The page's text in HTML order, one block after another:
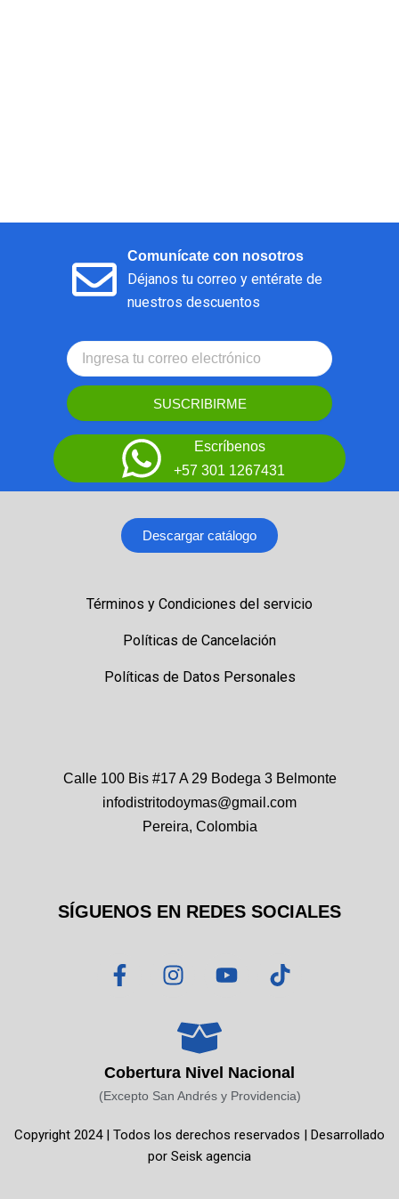
Comunícate con nosotros
Déjanos tu correo y entérate de
nuestros descuentos
SUSCRIBIRME
Escríbenos
+57 301 1267431
Descargar catálogo
Términos y Condiciones del servicio
Políticas de Cancelación
Políticas de Datos Personales
Calle 100 Bis #17 A 29 Bodega 3 Belmonte
infodistritodoymas@gmail.com
Pereira, Colombia
SÍGUENOS EN REDES SOCIALES
F
a
o
o
-
I
n
t
a
g
r
m
Y
o
b
e
T
i
k
Cobertura Nivel Nacional
(Excepto San Andrés y Providencia)
Copyright 2024 | Todos los derechos reservados | Desarrollado
por Seisk agencia